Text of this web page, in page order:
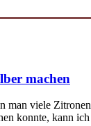
machen
man viele
konnte, kann